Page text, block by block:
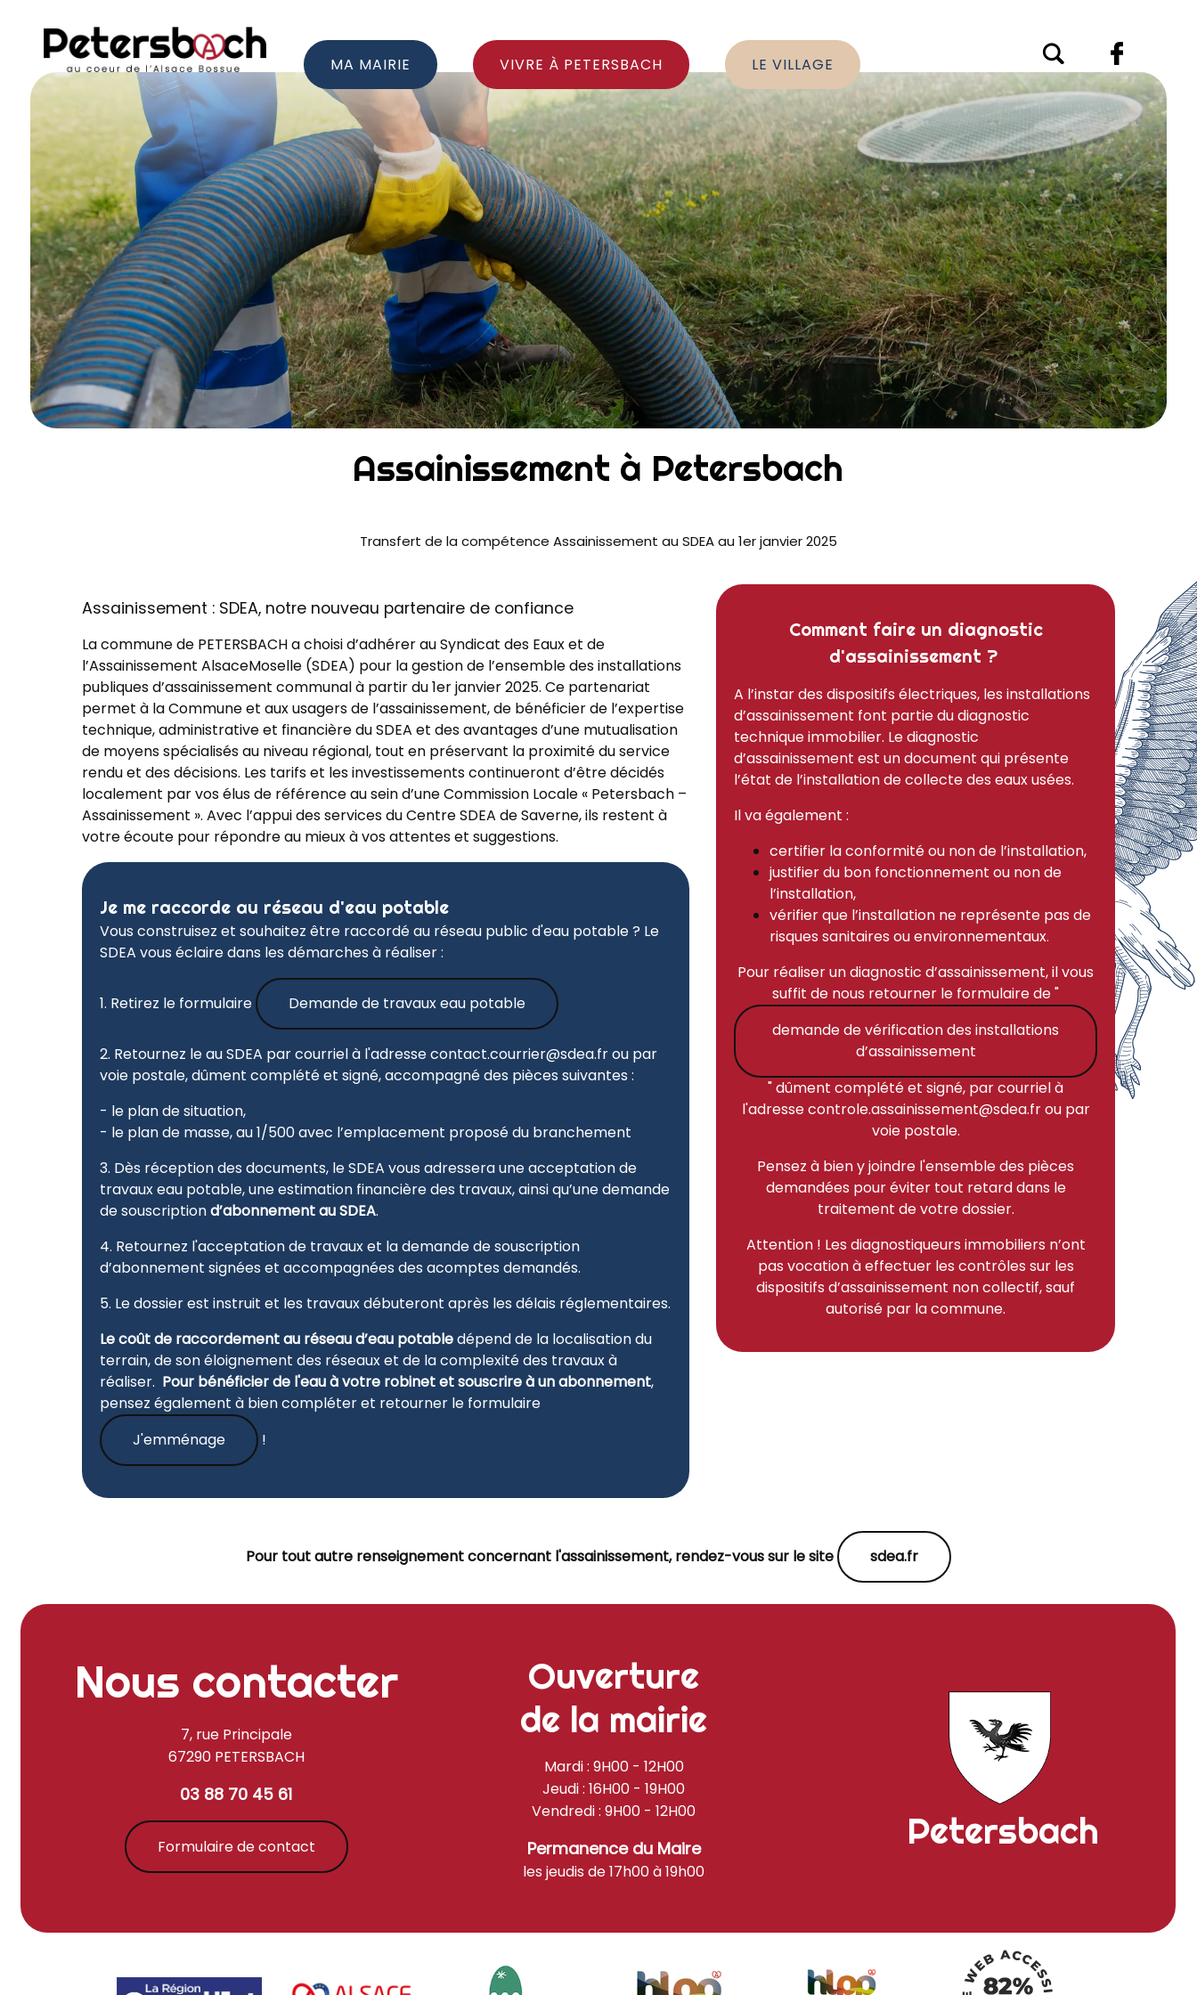
MA MAIRIE VIVRE À PETERSBACH LE VILLAGE
Assainissement à Petersbach
Transfert de la compétence Assainissement au SDEA au 1er janvier 2025
Assainissement : SDEA, notre nouveau partenaire de confiance
La commune de PETERSBACH a choisi d’adhérer au Syndicat des Eaux et de
l’Assainissement AlsaceMoselle (SDEA) pour la gestion de l’ensemble des installations
publiques d’assainissement communal à partir du 1er janvier 2025. Ce partenariat
permet à la Commune et aux usagers de l’assainissement, de bénéficier de l’expertise
technique, administrative et financière du SDEA et des avantages d’une mutualisation
de moyens spécialisés au niveau régional, tout en préservant la proximité du service
rendu et des décisions. Les tarifs et les investissements continueront d’être décidés
localement par vos élus de référence au sein d’une Commission Locale « Petersbach –
Assainissement ». Avec l’appui des services du Centre SDEA de Saverne, ils restent à
votre écoute pour répondre au mieux à vos attentes et suggestions.
Je me raccorde au réseau d'eau potable
Vous construisez et souhaitez être raccordé au réseau public d'eau potable ? Le
SDEA vous éclaire dans les démarches à réaliser :
1. Retirez le formulaire Demande de travaux eau potable
2. Retournez le au SDEA par courriel à l'adressecontact.courrier@sdea.frou par
voie postale, dûment complété et signé, accompagné des pièces suivantes :
- le plan de situation,
- le plan de masse, au 1/500 avec l’emplacement proposé du branchement
3. Dès réception des documents, le SDEA vous adressera une acceptation de
travaux eau potable, une estimation financière des travaux, ainsi qu’une demande
de souscriptiond’abonnement au SDEA.
4. Retournez l'acceptation de travaux et la demande de souscription
d’abonnement signées et accompagnées des acomptes demandés.
5. Le dossier est instruit et les travaux débuteront après les délais réglementaires.
Lecoût de raccordement au réseau d’eau potabledépend de la localisation du
terrain, de son éloignement des réseaux et de la complexité des travaux à
réaliser. Pour bénéficier de l'eau à votre robinet et souscrire à un abonnement,
pensez également à bien compléter et retourner le formulaire
J'emménage
!
Comment faire un diagnostic
d'assainissement ?
A l’instar des dispositifs électriques, les installations
d’assainissement font partie du diagnostic
technique immobilier. Le diagnostic
d’assainissement est un document qui présente
l’état de l’installation de collecte des eaux usées.
Il va également :
certifier la conformité ou non de l’installation,
justifier du bon fonctionnement ou non de
l’installation,
vérifier que l’installation ne représente pas de
risques sanitaires ou environnementaux.
Pour réaliser un diagnostic d’assainissement, il vous
suffit de nous retourner le formulaire de "
demande de vérification des installations
d’assainissement
" dûment complété et signé, par courriel à
l'adressecontrole.assainissement@sdea.frou par
voie postale.
Pensez à bien y joindre l'ensemble des pièces
demandées pour éviter tout retard dans le
traitement de votre dossier.
Attention ! Les diagnostiqueurs immobiliers n’ont
pas vocation à effectuer les contrôles sur les
dispositifs d’assainissement non collectif, sauf
autorisé par la commune.
Pour tout autre renseignement concernant l'assainissement, rendez-vous sur le site sdea.fr
Nous contacter
7, rue Principale
67290 PETERSBACH
03 88 70 45 61
Formulaire de contact
Ouverture
de la mairie
Mardi : 9H00 - 12H00
Jeudi : 16H00 - 19H00
Vendredi : 9H00 - 12H00
Permanence du Maire
les jeudis de 17h00 à 19h00
Petersbach